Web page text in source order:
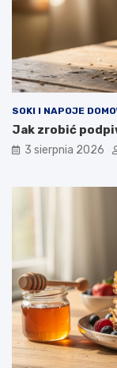
SOKI I NAPOJE
Jak zrobić
3 sierpnia 2026